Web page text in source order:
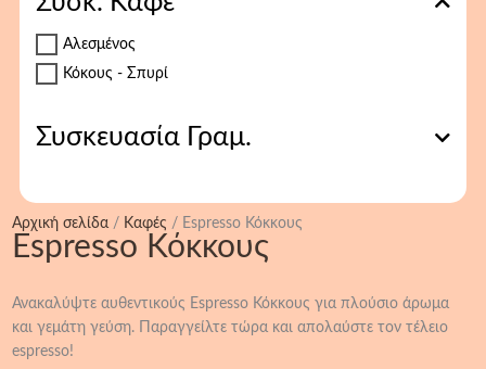
Αλεσμένος
Κόκους - Σπυρί
Συσκευασία Γραμ.
Αρχική σελίδα / Καφές / Espresso Κόκκους
Espresso Κόκκους
Ανακαλύψτε αυθεντικούς Espresso Κόκκους για πλούσιο άρωμα
και γεμάτη γεύση. Παραγγείλτε τώρα και απολαύστε τον τέλειο
espresso!